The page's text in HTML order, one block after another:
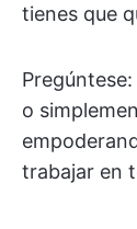
tienes que
o
trabajar en